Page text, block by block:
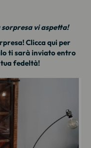
vi aspetta!
Clicca qui per
ti sarà inviato entro
fedeltà!